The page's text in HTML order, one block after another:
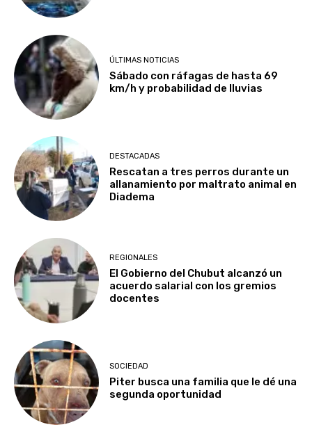
ÚLTIMAS NOTICIAS
Sábado con ráfagas de hasta 69
km/h y probabilidad de lluvias
DESTACADAS
Rescatan a tres perros durante un
allanamiento por maltrato animal en
Diadema
REGIONALES
El Gobierno del Chubut alcanzó un
acuerdo salarial con los gremios
docentes
SOCIEDAD
Piter busca una familia que le dé una
segunda oportunidad